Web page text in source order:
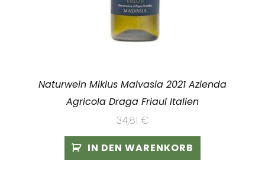
Naturwein Miklus Malvasia 2021 Azienda
Agricola Draga Friaul Italien
34,81 €
IN DEN WARENKORB